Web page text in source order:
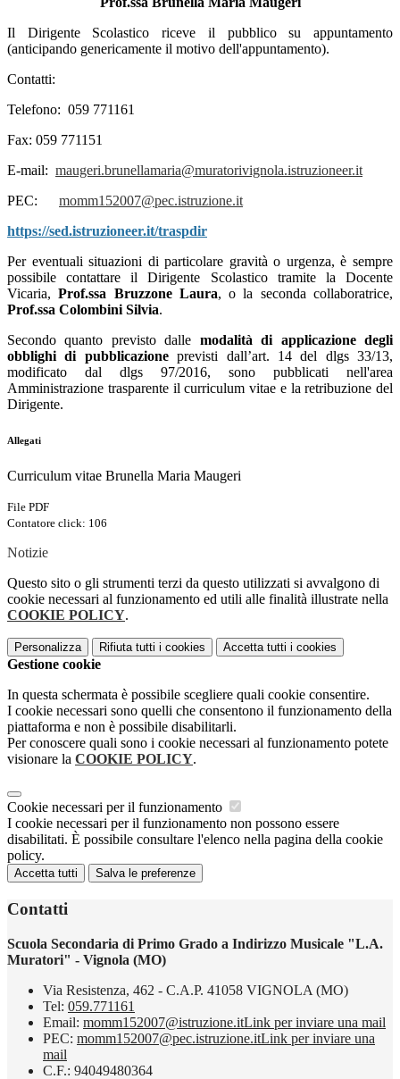
Il Dirigente Scolastico riceve il pubblico su appuntamento
(anticipando genericamente il motivo dell'appuntamento).
Contatti:
Telefono: 059 771161
Fax: 059 771151
E-mail: maugeri.brunellamaria@muratorivignola.istruzioneer.it
PEC: momm152007@pec.istruzione.it
https://sed.istruzioneer.it/traspdir
Per eventuali situazioni di particolare gravità o urgenza, è sempre
possibile contattare il Dirigente Scolastico tramite la Docente
Vicaria,Prof.ssa Bruzzone Laura, o la seconda collaboratrice,
Prof.ssa Colombini Silvia.
Secondo quanto previsto dalle modalità di applicazione degli
obblighi di pubblicazioneprevisti dall’art. 14 del dlgs 33/13,
modificato dal dlgs 97/2016, sono pubblicati nell'area
Amministrazione trasparente il curriculum vitae e la retribuzione del
Dirigente.
Allegati
Curriculum vitae Brunella Maria Maugeri
File PDF
Contatore click: 106
Notizie
Questo sito o gli strumenti terzi da questo utilizzati si avvalgono di
cookie necessari al funzionamento ed utili alle finalità illustrate nella
COOKIE POLICY.
Personalizza Rifiuta tutti i cookies Accetta tutti i cookies
Gestione cookie
In questa schermata è possibile scegliere quali cookie consentire.
I cookie necessari sono quelli che consentono il funzionamento della
piattaforma e non è possibile disabilitarli.
Per conoscere quali sono i cookie necessari al funzionamento potete
visionare la COOKIE POLICY.
Cookie necessari per il funzionamento
I cookie necessari per il funzionamento non possono essere
disabilitati. È possibile consultare l'elenco nella pagina della cookie
policy.
Accetta tutti Salva le preferenze
Contatti
Scuola Secondaria di Primo Grado a Indirizzo Musicale "L.A.
Muratori" - Vignola (MO)
Via Resistenza, 462 - C.A.P. 41058 VIGNOLA (MO)
Tel: 059.771161
Email: momm152007@istruzione.itLink per inviare una mail
PEC: momm152007@pec.istruzione.itLink per inviare una
mail
C.F.: 94049480364